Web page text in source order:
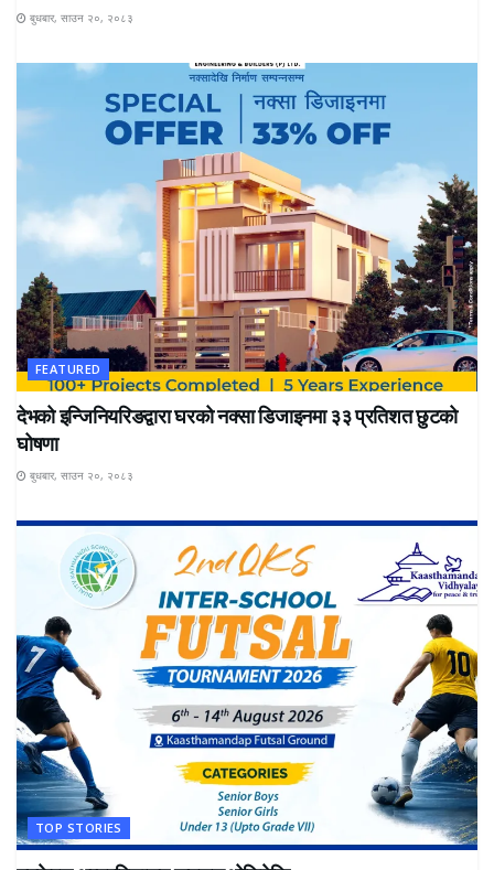
बुधबार, साउन २०, २०८३
FEATURED
देभको इन्जिनियरिङद्वारा घरको नक्सा डिजाइनमा ३३ प्रतिशत छुटको
घोषणा
बुधबार, साउन २०, २०८३
TOP STORIES